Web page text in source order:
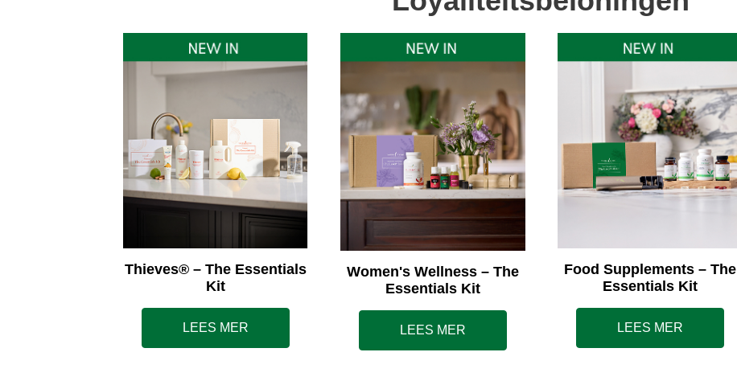
Thieves® – The Essentials
Kit
LEES MER
Women's Wellness – The
Essentials Kit
LEES MER
Food Supplements – The
Essentials Kit
LEES MER